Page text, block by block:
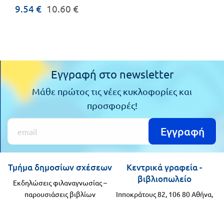
9.54 € 10.60 €
Εγγραφή στο newsletter
Μάθε πρώτος τις νέες κυκλοφορίες και
προσφορές!
Εγγραφή
Κεντρικά γραφεία -
βιβλιοπωλείο
Ιπποκράτους 82, 106 80 Αθήνα,
Τμήμα δημοσίων σχέσεων
Εκδηλώσεις φιλαναγνωσίας –
παρουσιάσεις βιβλίων